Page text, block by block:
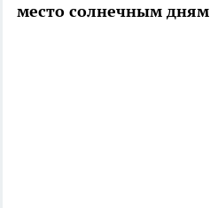
место солнечным дням